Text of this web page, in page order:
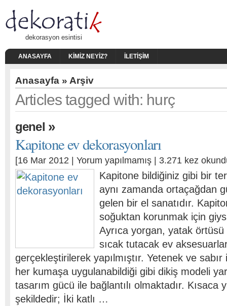
dekorasyon esintisi
ANASAYFA KIMIZ NEYIZ? İLETIŞIM
Anasayfa » Arşiv
Articles tagged with: hurç
genel »
Kapitone ev dekorasyonları
[16 Mar 2012 | Yorum yapılmamış | 3.271 kez
Kapitone bildiğiniz gibi bir
aynı zamanda ortaçağdan
gelen bir el sanatıdır.
soğuktan korunmak için
Ayrıca yorgan, yatak
sıcak tutacak ev
gerçekleştirilerek yapılmıştır. Yetenek ve
her kumaşa uygulanabildiği gibi dikiş modeli
tasarım gücü ile bağlantılı olmaktadır. Kısaca
şekildedir; İki katlı …